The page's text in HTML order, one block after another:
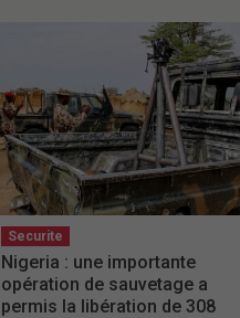
Securite
Nigeria : une importante
opération de sauvetage a
permis la libération de 308